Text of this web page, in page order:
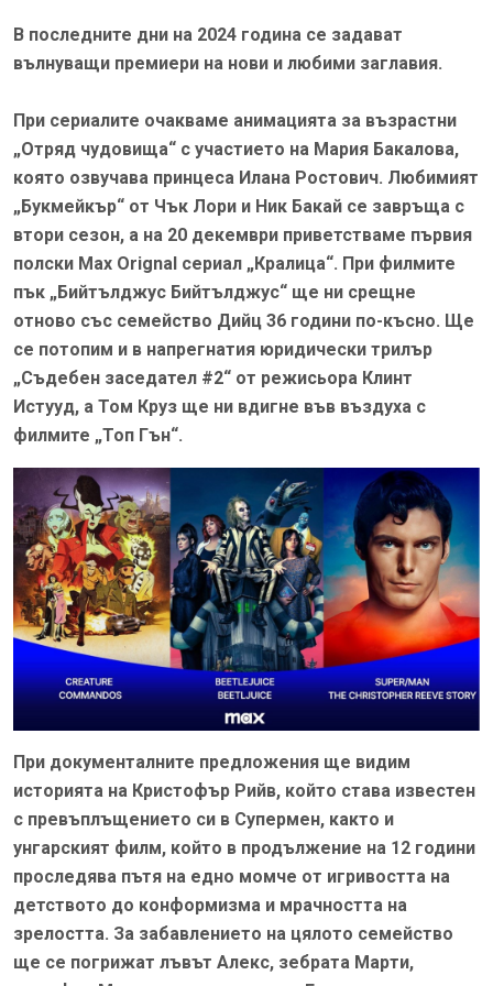
В последните дни на 2024 година се задават
вълнуващи премиери на нови и любими заглавия.
При сериалите очакваме анимацията за възрастни
„Отряд чудовища“ с участието на Мария Бакалова,
която озвучава принцеса Илана Ростович. Любимият
„Букмейкър“ от Чък Лори и Ник Бакай се завръща с
втори сезон, а на 20 декември приветстваме първия
полски Max Orignal сериал „Кралица“. При филмите
пък „Бийтълджус Бийтълджус“ ще ни срещне
отново със семейство Дийц 36 години по-късно. Ще
се потопим и в напрегнатия юридически трилър
„Съдебен заседател #2“ от режисьора Клинт
Истууд, а Том Круз ще ни вдигне във въздуха с
филмите „Топ Гън“.
При документалните предложения ще видим
историята на Кристофър Рийв, който става известен
с превъплъщението си в Супермен, както и
унгарският филм, който в продължение на 12 години
проследява пътя на едно момче от игривостта на
детството до конформизма и мрачността на
зрелостта. За забавлението на цялото семейство
ще се погрижат лъвът Алекс, зебрата Марти,